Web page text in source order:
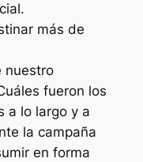
más de
nuestro
fueron los
a lo largo y a
la campaña
en forma